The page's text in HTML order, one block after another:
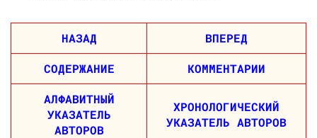
НАЗАД ВПЕРЕД
СОДЕРЖАНИЕ КОММЕНТАРИИ
АЛФАВИТНЫЙ
УКАЗАТЕЛЬ
АВТОРОВ
ХРОНОЛОГИЧЕСКИЙ
УКАЗАТЕЛЬ АВТОРОВ